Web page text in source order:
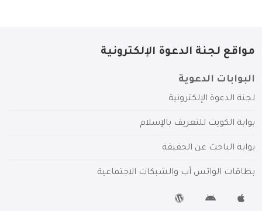
مواقع لجنة الدعوة الإلكترونية
البوابات الدعوية
لجنة الدعوة الإلكترونية
بوابة الكويت للتعريف بالإسلام
بوابة الباحث عن الحقيقة
بطاقات الواتس آب والشبكات الاجتماعية